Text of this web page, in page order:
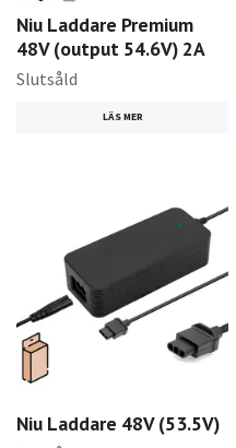
Niu Laddare Premium
48V (output 54.6V) 2A
Slutsåld
LÄS MER
Niu Laddare 48V (53.5V)